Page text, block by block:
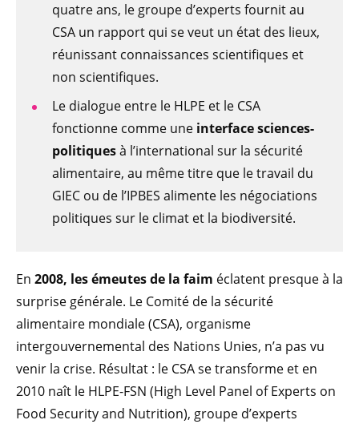
quatre ans, le groupe d’experts fournit au
CSA un rapport qui se veut un état des lieux,
réunissant connaissances scientifiques et
non scientifiques.
Le dialogue entre le HLPE et le CSA
fonctionne comme une interface sciences-
politiquesà l’international sur la sécurité
alimentaire, au même titre que le travail du
GIEC ou de l’IPBES alimente les négociations
politiques sur le climat et la biodiversité.
En 2008, les émeutes de la faim éclatent presque à la
surprise générale. Le Comité de la sécurité
alimentaire mondiale (CSA), organisme
intergouvernemental des Nations Unies, n’a pas vu
venir la crise. Résultat : le CSA se transforme et en
2010 naît le HLPE-FSN (High Level Panel of Experts on
Food Security and Nutrition), groupe d’experts